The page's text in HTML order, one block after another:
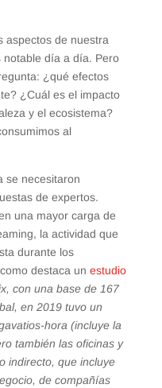
aspectos de nuestra
notable día a día. Pero
¿qué efectos
¿Cuál es el impacto
y el ecosistema?
al
se necesitaron
de expertos.
una mayor carga de
la actividad que
durante los
destaca un estudio
con una base de 167
en 2019 tuvo un
hora (incluye la
también las oficinas y
indirecto, que incluye
de compañías